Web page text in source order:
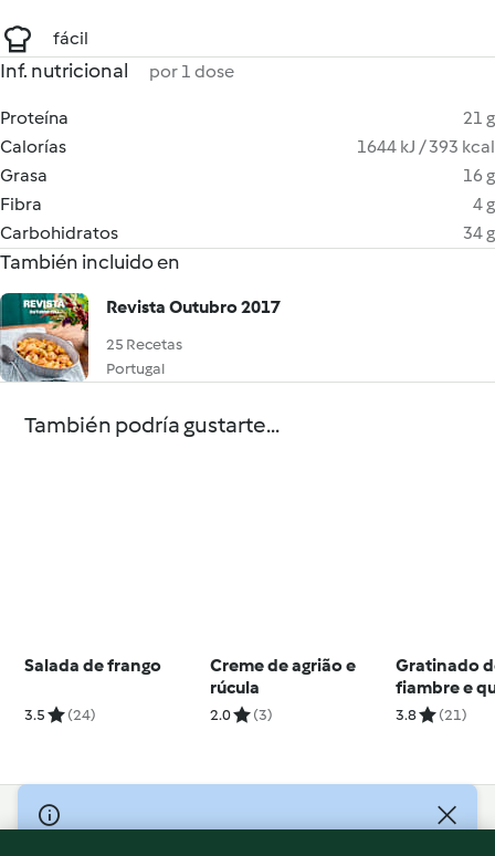
fácil
Inf. nutricional por 1 dose
Proteína
21 g
Calorías
1644 kJ / 393 kcal
Grasa
16 g
Fibra
4 g
Carbohidratos
34 g
También incluido en
Revista Outubro 2017
25 Recetas
Portugal
También podría gustarte...
Salada de frango
3.5 (24)
Creme de agrião e
rúcula
2.0 (3)
Gratinado
fiambre e
3.8 (21)
© Copyright 2026